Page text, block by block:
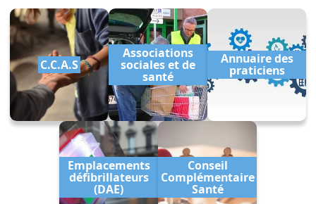
C.C.A.S
Associations
sociales et de
santé
Annuaire des
praticiens
Emplacements
défibrillateurs
(DAE)
Conseil
Complémentaire
Santé